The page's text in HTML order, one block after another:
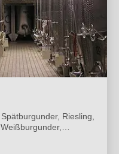
Riesling,
Kerner,
Dorsa, Solaris,